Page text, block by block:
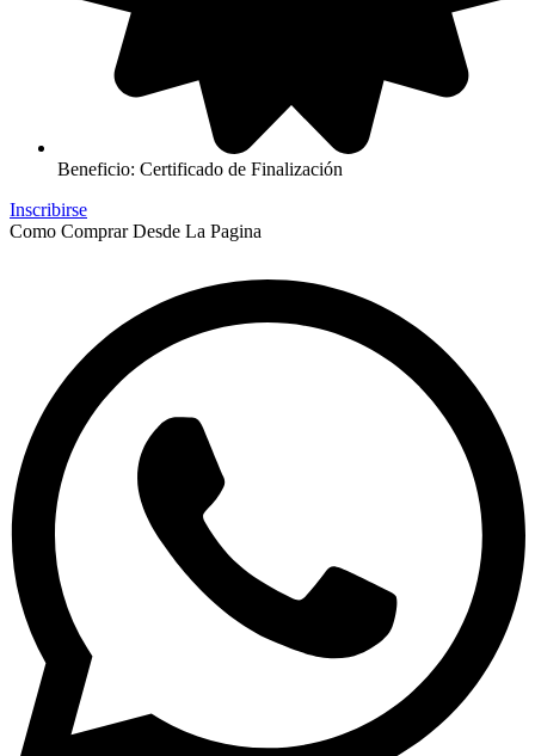
Beneficio: Certificado de Finalización
Inscribirse
Como Comprar Desde La Pagina